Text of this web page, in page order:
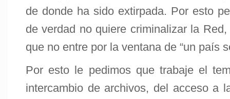
de donde ha sido extirpada. Por esto
de verdad no quiere criminalizar la Red,
que no entre por la ventana de “un país
Por esto le pedimos que trabaje el
intercambio de archivos, del acceso a